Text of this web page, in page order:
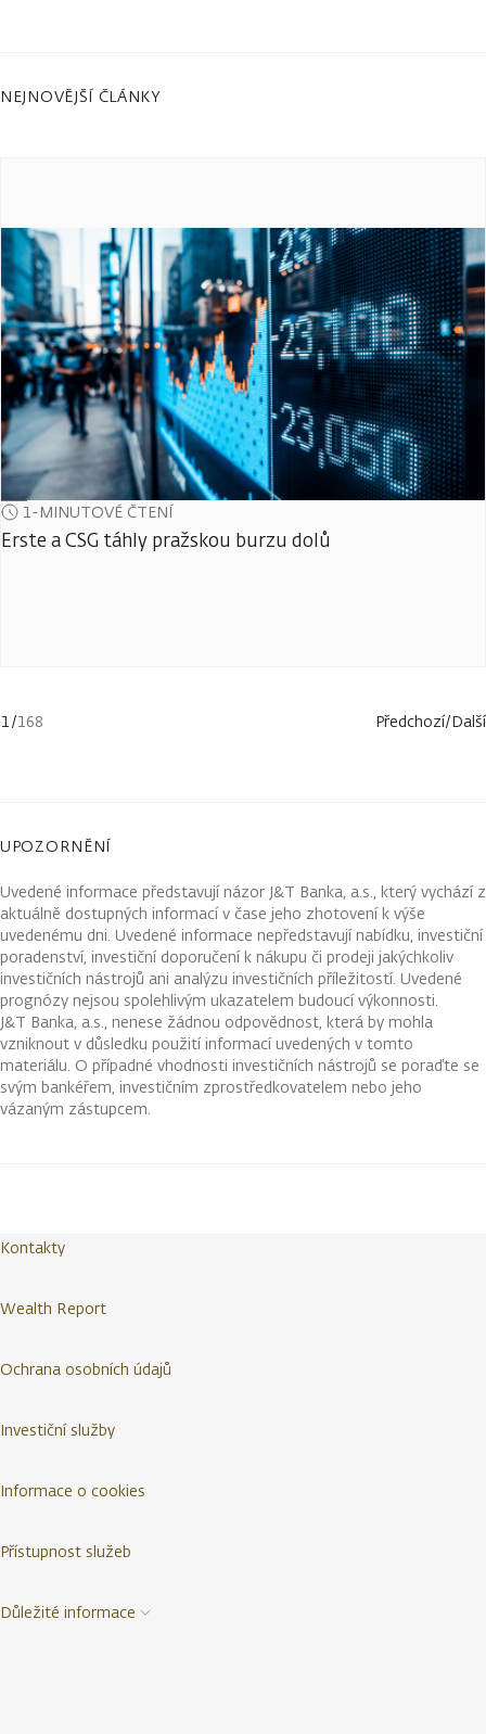
NEJNOVĚJŠÍ ČLÁNKY
1-MINUTOVÉ ČTENÍ
Erste a CSG táhly pražskou burzu dolů
1/168 Předchozí/Další
UPOZORNĚNÍ
Uvedené informace představují názor J&T Banka, a.s., který vychází z
aktuálně dostupných informací v čase jeho zhotovení k výše
uvedenému dni. Uvedené informace nepředstavují nabídku, investiční
poradenství, investiční doporučení k nákupu či prodeji jakýchkoliv
investičních nástrojů ani analýzu investičních příležitostí. Uvedené
prognózy nejsou spolehlivým ukazatelem budoucí výkonnosti.
J&T Banka, a.s., nenese žádnou odpovědnost, která by mohla
vzniknout v důsledku použití informací uvedených v tomto
materiálu. O případné vhodnosti investičních nástrojů se poraďte se
svým bankéřem, investičním zprostředkovatelem nebo jeho
vázaným zástupcem.
Kontakty
Wealth Report
Ochrana osobních údajů
Investiční služby
Informace o cookies
Přístupnost služeb
Důležité informace